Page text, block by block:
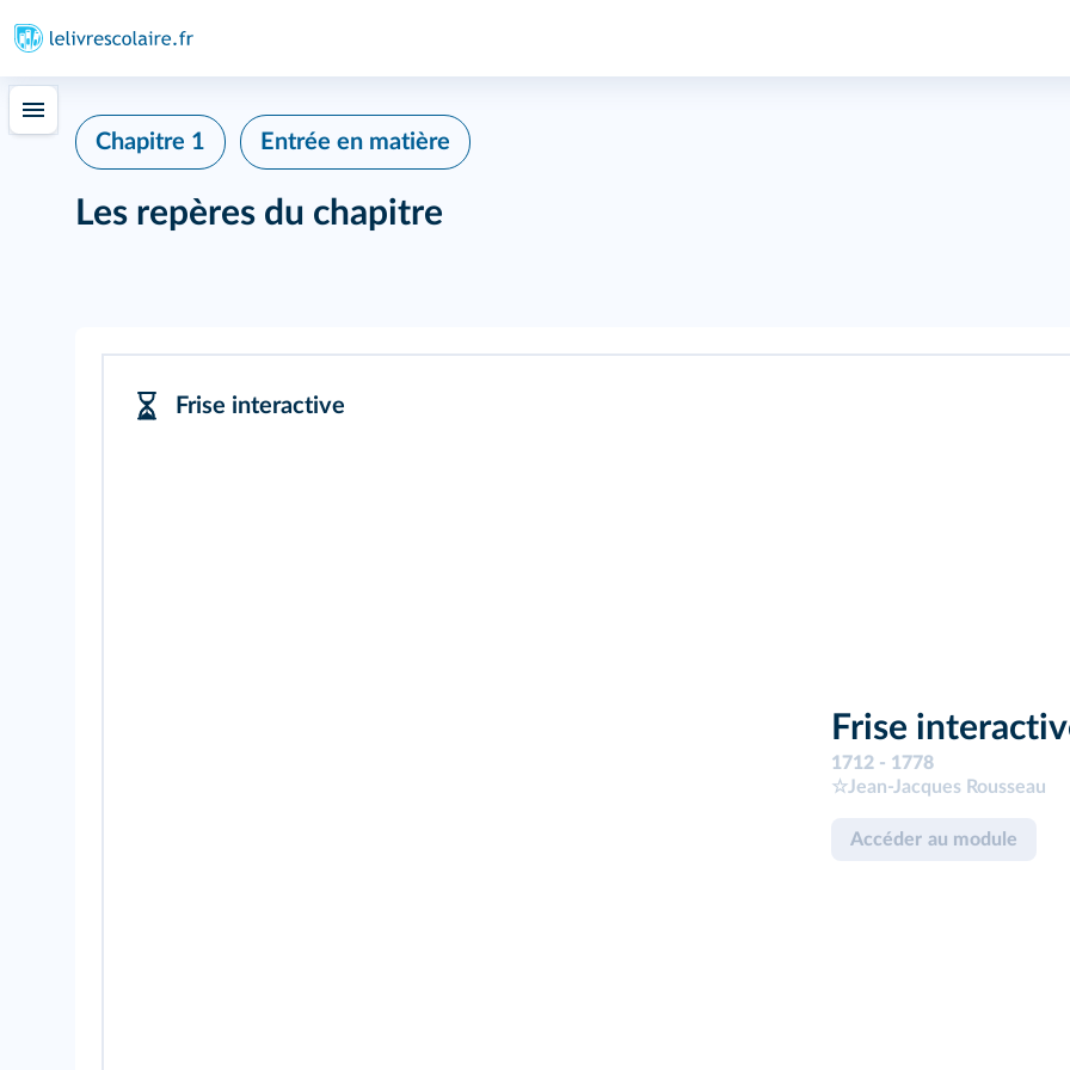
Chapitre 1 Entrée en matière
Les repères du chapitre
Frise interactive
Frise
1712 - 1778
☆Jean-Jacques Rousseau
Accéder au module